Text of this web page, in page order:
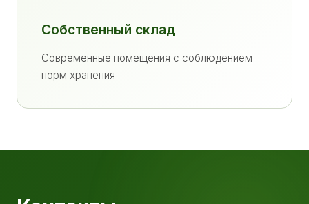
Собственный склад
Современные помещения с соблюдением
норм хранения